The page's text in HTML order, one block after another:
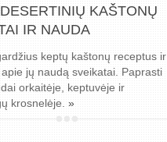
KAŠTONŲ
IR NAUDA
keptų kaštonų receptus ir
jų naudą sveikatai. Paprasti
orkaitėje, keptuvėje ir
krosnelėje. »